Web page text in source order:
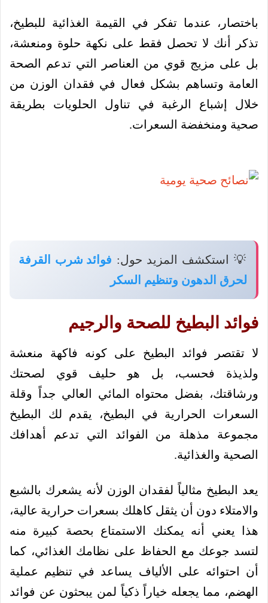
باختصار، عندما تفكر في القيمة الغذائية للبطيخ،
تذكر أنك لا تحصل فقط على نكهة حلوة ومنعشة،
بل على مزيج قوي من العناصر التي تدعم الصحة
العامة وتساهم بشكل فعال في فقدان الوزن من
خلال إشباع الرغبة في تناول الحلويات بطريقة
صحية ومنخفضة السعرات.
💡 استكشف المزيد حول: فوائد شرب القرفة
لحرق الدهون وتنظيم السكر
فوائد البطيخ للصحة والرجيم
لا تقتصر فوائد البطيخ على كونه فاكهة منعشة
ولذيذة فحسب، بل هو حليف قوي لصحتك
ورشاقتك، بفضل محتواه المائي العالي جداً وقلة
السعرات الحرارية في البطيخ، يقدم لك البطيخ
مجموعة مذهلة من الفوائد التي تدعم أهدافك
الصحية والغذائية.
يعد البطيخ مثالياً لفقدان الوزن لأنه يشعرك بالشبع
والامتلاء دون أن يثقل كاهلك بسعرات حرارية عالية،
هذا يعني أنه يمكنك الاستمتاع بحصة كبيرة منه
لتسد جوعك مع الحفاظ على نظامك الغذائي، كما
أن احتوائه على الألياف يساعد في تنظيم عملية
الهضم، مما يجعله خياراً ذكياً لمن يبحثون عن فوائد